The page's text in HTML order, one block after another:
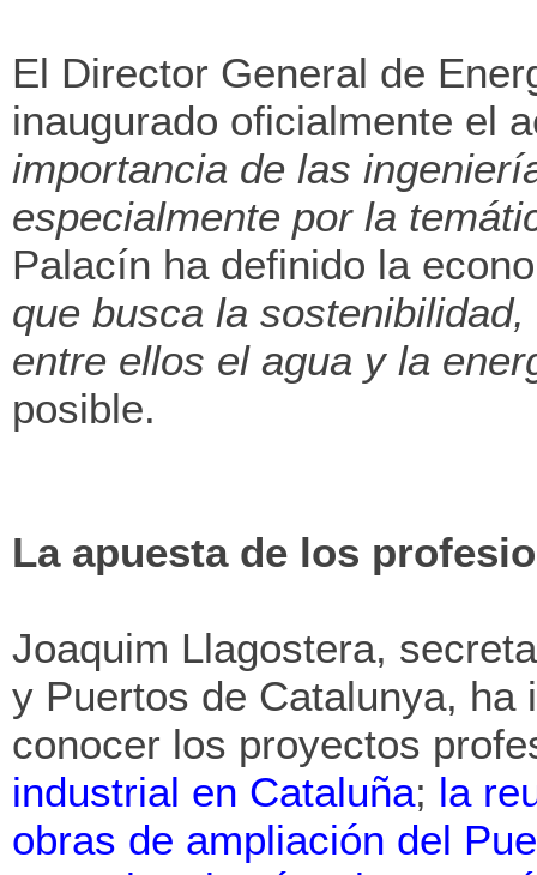
El Director General de
inaugurado oficialmente el
importancia de las
especialmente por la
Palacín ha definido la
que busca la
entre ellos el agua y la
posible.
La apuesta de los
Joaquim Llagostera,
y Puertos de Catalunya, ha
conocer los proyectos
industrial en Cataluña; la
obras de ampliación del